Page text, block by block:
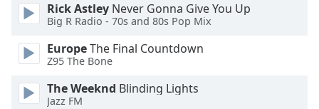
Background
Color
Opacity
Rick Astley Never Gonna Give You Up
Big R Radio - 70s and 80s Pop Mix
EuropeThe Final Countdown
Z95 The Bone
The Weeknd Blinding Lights
Jazz FM